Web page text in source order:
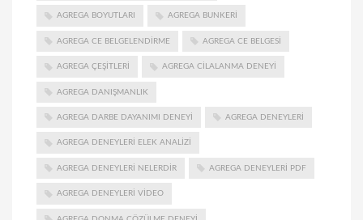
AGREGA BOYUTLARI AGREGA BUNKERI
AGREGA CE BELGELENDIRME AGREGA CE BELGESI
AGREGA ÇEŞITLERI AGREGA CILALANMA DENEYI
AGREGA DANIŞMANLIK
AGREGA DARBE DAYANIMI DENEYI AGREGA DENEYLERI
AGREGA DENEYLERI ELEK ANALIZI
AGREGA DENEYLERI NELERDIR AGREGA DENEYLERI PDF
AGREGA DENEYLERI VIDEO